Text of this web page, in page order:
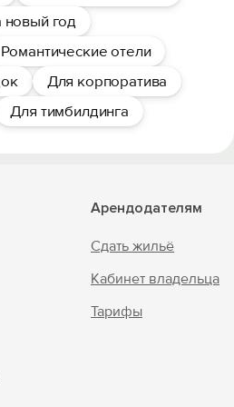
новый год
Романтические отели
Для корпоратива
Для тимбилдинга
Арендодателям
Сдать жильё
Кабинет владельца
Тарифы